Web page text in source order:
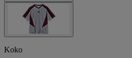
Koko